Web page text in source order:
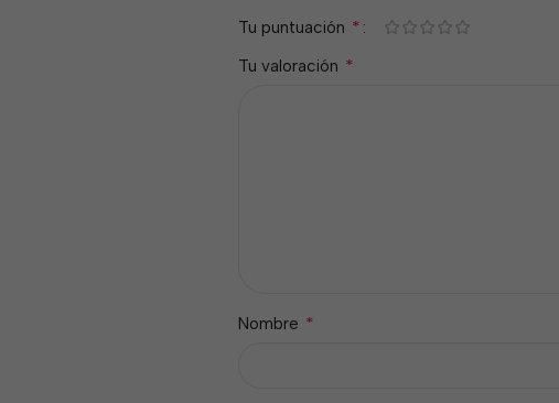
Tu puntuación *
Tu valoración *
Nombre *